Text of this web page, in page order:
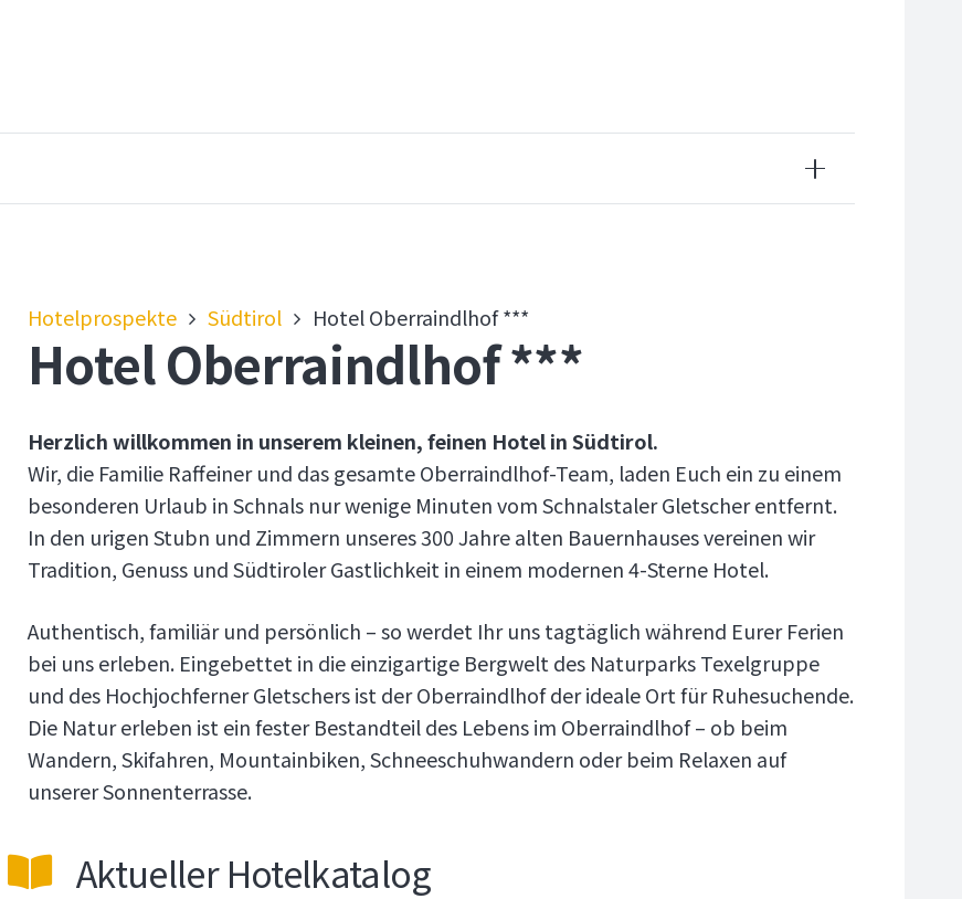
Hotelprospekte Südtirol Hotel Oberraindlhof ***
Hotel Oberraindlhof ***
Herzlich willkommen in unserem kleinen, feinen Hotel in Südtirol.
Wir, die Familie Raffeiner und das gesamte Oberraindlhof-Team, laden Euch ein zu einem
besonderen Urlaub in Schnals nur wenige Minuten vom Schnalstaler Gletscher entfernt.
In den urigen Stubn und Zimmern unseres 300 Jahre alten Bauernhauses vereinen wir
Tradition, Genuss und Südtiroler Gastlichkeit in einem modernen 4-Sterne Hotel.
Authentisch, familiär und persönlich – so werdet Ihr uns tagtäglich während Eurer Ferien
bei uns erleben. Eingebettet in die einzigartige Bergwelt des Naturparks Texelgruppe
und des Hochjochferner Gletschers ist der Oberraindlhof der ideale Ort für Ruhesuchende.
Die Natur erleben ist ein fester Bestandteil des Lebens im Oberraindlhof – ob beim
Wandern, Skifahren, Mountainbiken, Schneeschuhwandern oder beim Relaxen auf
unserer Sonnenterrasse.
Aktueller Hotelkatalog